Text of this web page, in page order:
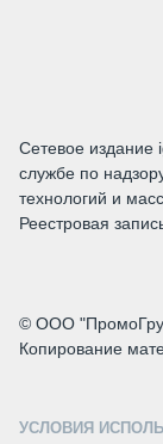
Сетевое издание
службе по
технологий и
Реестровая
© ООО
Копирование
УСЛОВИЯ